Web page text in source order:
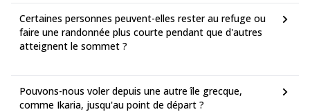
Certaines personnes peuvent-elles rester au refuge ou
faire une randonnée plus courte pendant que d'autres
atteignent le sommet ?
Pouvons-nous voler depuis une autre île grecque,
comme Ikaria, jusqu'au point de départ ?